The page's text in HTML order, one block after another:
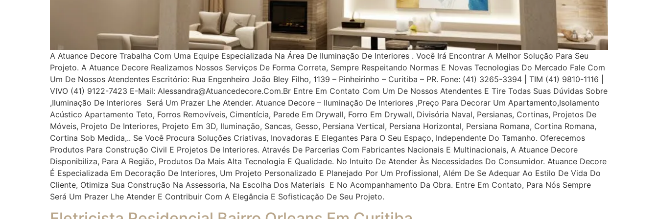
A Atuance Decore Trabalha Com Uma Equipe Especializada Na Área De Iluminação De Interiores . Você Irá Encontrar A Melhor Solução Para Seu
Projeto. A Atuance Decore Realizamos Nossos Serviços De Forma Correta, Sempre Respeitando Normas E Novas Tecnologias Do Mercado Fale Com
Um De Nossos Atendentes Escritório: Rua Engenheiro João Bley Filho, 1139 – Pinheirinho – Curitiba – PR. Fone: (41) 3265-3394 | TIM (41) 9810-1116 |
VIVO (41) 9122-7423 E-Mail: Alessandra@atuancedecore.com.br Entre Em Contato Com Um De Nossos Atendentes E Tire Todas Suas Dúvidas Sobre
,iluminação De Interiores Será Um Prazer Lhe Atender. Atuance Decore – Iluminação De Interiores ,Preço Para Decorar Um Apartamento,Isolamento
Acústico Apartamento Teto, Forros Removíveis, Cimentícia, Parede Em Drywall, Forro Em Drywall, Divisória Naval, Persianas, Cortinas, Projetos De
Móveis, Projeto De Interiores, Projeto Em 3D, Iluminação, Sancas, Gesso, Persiana Vertical, Persiana Horizontal, Persiana Romana, Cortina Romana,
Cortina Sob Medida,.. Se Você Procura Soluções Criativas, Inovadoras E Elegantes Para O Seu Espaço, Independente Do Tamanho. Oferecemos
Produtos Para Construção Civil E Projetos De Interiores. Através De Parcerias Com Fabricantes Nacionais E Multinacionais, A Atuance Decore
Disponibiliza, Para A Região, Produtos Da Mais Alta Tecnologia E Qualidade. No Intuito De Atender Às Necessidades Do Consumidor. Atuance Decore
É Especializada Em Decoração De Interiores, Um Projeto Personalizado E Planejado Por Um Profissional, Além De Se Adequar Ao Estilo De Vida Do
Cliente, Otimiza Sua Construção Na Assessoria, Na Escolha Dos Materiais E No Acompanhamento Da Obra. Entre Em Contato, Para Nós Sempre
Será Um Prazer Lhe Atender E Contribuir Com A Elegância E Sofisticação De Seu Projeto.